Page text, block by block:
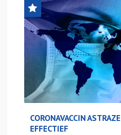
CORONAVACCIN
EFFECTIEF